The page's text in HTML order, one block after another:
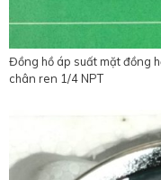
Đồng hồ áp suất mặt đồng
chân ren 1/4 NPT